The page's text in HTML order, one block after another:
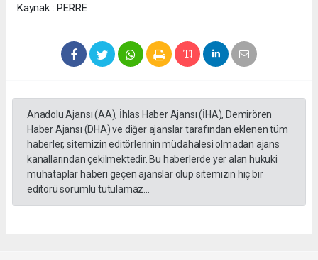
Kaynak : PERRE
Anadolu Ajansı (AA), İhlas Haber Ajansı (İHA), Demirören
Haber Ajansı (DHA) ve diğer ajanslar tarafından eklenen tüm
haberler, sitemizin editörlerinin müdahalesi olmadan ajans
kanallarından çekilmektedir. Bu haberlerde yer alan hukuki
muhataplar haberi geçen ajanslar olup sitemizin hiç bir
editörü sorumlu tutulamaz...